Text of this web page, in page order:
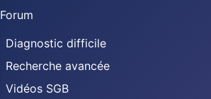
Forum
Diagnostic difficile
Recherche avancée
Vidéos SGB